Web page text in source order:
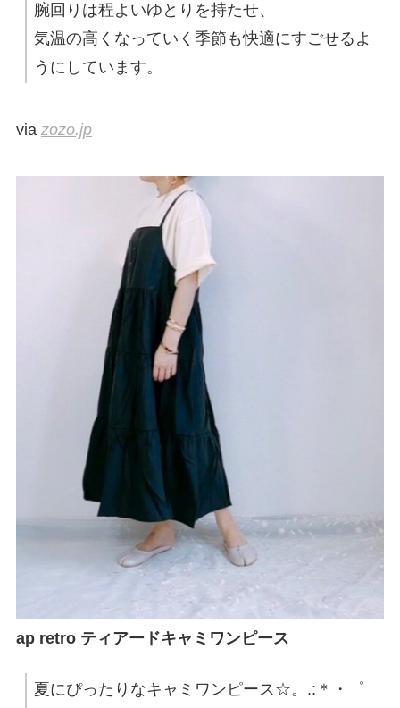
腕回りは程よいゆとりを持たせ、
気温の高くなっていく季節も快適にすごせるよ
うにしています。
via zozo.jp
ap retro ティアードキャミワンピース
夏にぴったりなキャミワンピース☆。.:＊・゜